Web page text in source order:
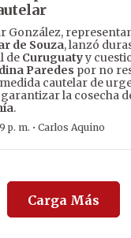
González,
de Souza, lanzó
de Curuguatyy
Paredes por no
cautelar de
la cosecha
.
p. m. · Carlos Aquino
Carga Más